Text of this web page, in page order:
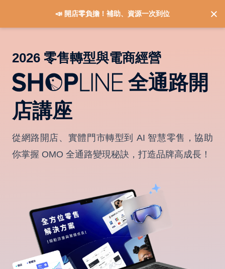
📣 開店零負擔！補助、資源一次到位
2026 零售轉型與電商經營
全通路開
店講座
從網路開店、實體門市轉型到 AI 智慧零售，協助
你掌握 OMO 全通路變現秘訣，打造品牌高成長！